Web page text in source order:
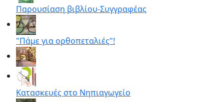
Παρουσίαση βιβλίου-Συγγραφέας
"Πάμε για ορθοπεταλιές"!
Κατασκευές στο Νηπιαγωγείο